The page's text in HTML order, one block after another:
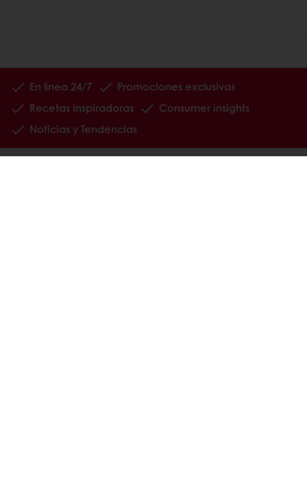
En línea 24/7
Promociones exclusivas
Recetas inspiradoras
Consumer insights
Noticias y Tendencias